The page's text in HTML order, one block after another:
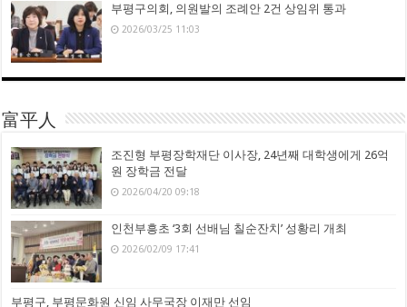
부평구의회, 의원발의 조례안 2건 상임위 통과
2026/03/25 11:03
富平人
조진형 부평장학재단 이사장, 24년째 대학생에게 26억
원 장학금 전달
2026/04/20 09:18
인천부흥초 ‘3회 선배님 칠순잔치’ 성황리 개최
2026/02/09 17:41
부평구, 부평문화원 신임 사무국장 이재만 선임